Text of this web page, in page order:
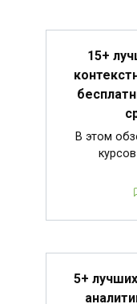
15+
В этом
5+